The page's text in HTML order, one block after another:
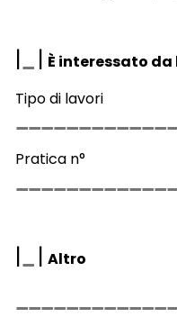
| | È interessato
Tipo di lavori
Pratica n°
| | Altro